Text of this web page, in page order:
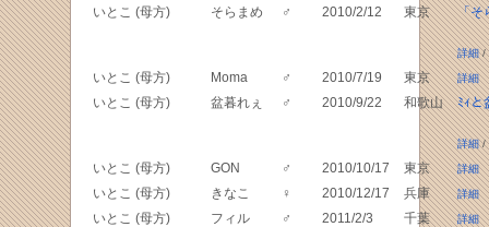
いとこ (母方) そらまめ ♂ 2010/2/12 東京 「そ
詳細/
いとこ (母方) Moma ♂ 2010/7/19 東京 詳細
いとこ (母方) 盆暮れぇ ♂ 2010/9/22 和歌山 ﾐｨと
詳細/
いとこ (母方) GON ♂ 2010/10/17 東京 詳細
いとこ (母方) きなこ ♀ 2010/12/17 兵庫 詳細
いとこ (母方) フィル ♂ 2011/2/3 千葉 詳細